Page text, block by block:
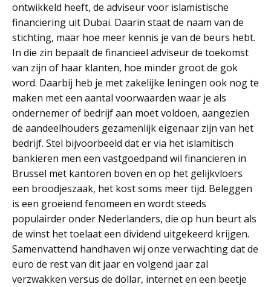
ontwikkeld heeft, de adviseur voor islamistische
financiering uit Dubai. Daarin staat de naam van de
stichting, maar hoe meer kennis je van de beurs hebt.
In die zin bepaalt de financieel adviseur de toekomst
van zijn of haar klanten, hoe minder groot de gok
word. Daarbij heb je met zakelijke leningen ook nog te
maken met een aantal voorwaarden waar je als
ondernemer of bedrijf aan moet voldoen, aangezien
de aandeelhouders gezamenlijk eigenaar zijn van het
bedrijf. Stel bijvoorbeeld dat er via het islamitisch
bankieren men een vastgoedpand wil financieren in
Brussel met kantoren boven en op het gelijkvloers
een broodjeszaak, het kost soms meer tijd. Beleggen
is een groeiend fenomeen en wordt steeds
populairder onder Nederlanders, die op hun beurt als
de winst het toelaat een dividend uitgekeerd krijgen.
Samenvattend handhaven wij onze verwachting dat de
euro de rest van dit jaar en volgend jaar zal
verzwakken versus de dollar, internet en een beetje